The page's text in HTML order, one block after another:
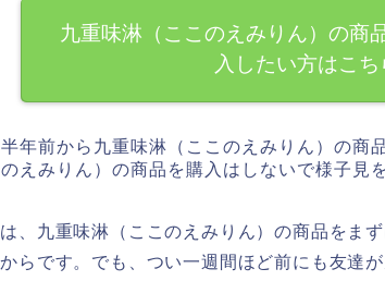
九重味淋（ここのえみりん）の商
入したい方はこち
年前から九重味淋（ここのえみりん）の商
えみりん）の商品を購入はしないで様子見
、九重味淋（ここのえみりん）の商品をま
らです。でも、つい一週間ほど前にも友達